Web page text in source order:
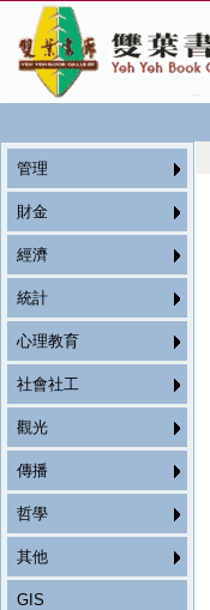
管理
財金
經濟
統計
心理教育
社會社工
觀光
傳播
哲學
其他
GIS